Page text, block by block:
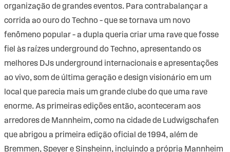
organização de grandes eventos. Para contrabalançar a
corrida ao ouro do Techno – que se tornava um novo
fenômeno popular – a dupla queria criar uma rave que fosse
fiel às raízes underground do Techno, apresentando os
melhores DJs underground internacionais e apresentações
ao vivo, som de última geração e design visionário em um
local que parecia mais um grande clube do que uma rave
enorme. As primeiras edições então, aconteceram aos
arredores de Mannheim, como na cidade de Ludwigschafen
que abrigou a primeira edição oficial de 1994, além de
Bremmen, Speyer e Sinsheinn, incluindo a própria Mannheim